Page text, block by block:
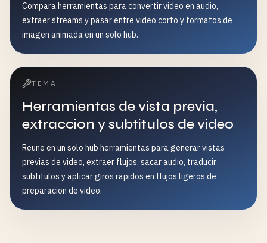
Compara herramientas para convertir video en audio,
extraer streams y pasar entre video corto y formatos de
imagen animada en un solo hub.
TEMA
Herramientas de vista previa,
extraccion y subtitulos de video
Reune en un solo hub herramientas para generar vistas
previas de video, extraer flujos, sacar audio, traducir
subtitulos y aplicar giros rapidos en flujos ligeros de
preparacion de video.